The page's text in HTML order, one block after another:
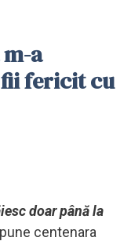
a
fericit cu
doar până la
centenara